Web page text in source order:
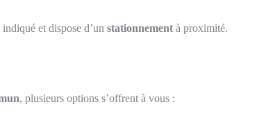
et dispose d’un stationnement à proximité.
, plusieurs options s’offrent à vous :